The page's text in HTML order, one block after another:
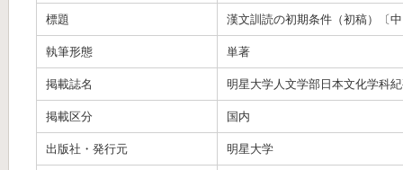
標題 漢文訓読の初期条件（初稿）〔
執筆形態 単著
掲載誌名 明星大学人文学部日本文化学科
掲載区分 国内
出版社・発行元 明星大学